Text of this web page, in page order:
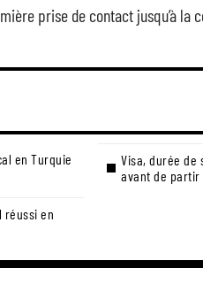
prise de contact jusqu’à la
en Turquie
réussi en
Visa, durée de
avant de partir